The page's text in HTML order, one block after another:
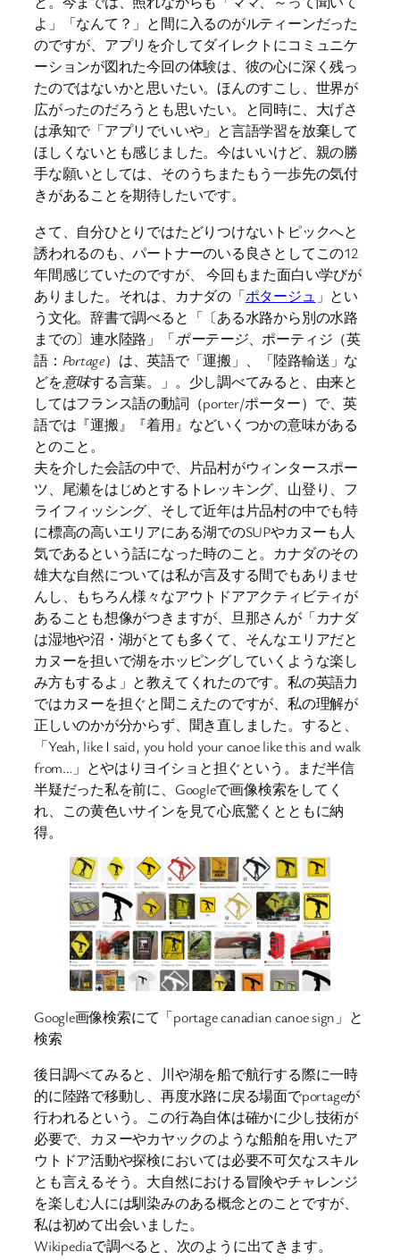
よ」「なんて？」と間に入るのがルティーンだった
のですが、アプリを介してダイレクトにコミュニケ
ーションが図れた今回の体験は、彼の心に深く残っ
たのではないかと思いたい。ほんのすこし、世界が
広がったのだろうとも思いたい。と同時に、大げさ
は承知で「アプリでいいや」と言語学習を放棄して
ほしくないとも感じました。今はいいけど、親の勝
手な願いとしては、そのうちまたもう一歩先の気付
きがあることを期待したいです。
さて、自分ひとりではたどりつけないトピックへと
誘われるのも、パートナーのいる良さとしてこの12
年間感じていたのですが、 今回もまた面白い学びが
ありました。それは、カナダの「ポタージュ 」とい
う文化。辞書で調べると「〔ある水路から別の水路
までの〕連水陸路」「ポーテージ、ポーティジ（英
語： Portage）は、英語で「運搬」、「陸路輸送」な
どを意味する言葉。」。少し調べてみると、由来と
してはフランス語の動詞（porter/ポーター）で、英
語では『運搬』『着用』などいくつかの意味がある
とのこと。
夫を介した会話の中で、片品村がウィンタースポー
ツ、尾瀬をはじめとするトレッキング、山登り、フ
ライフィッシング、そして近年は片品村の中でも特
に標高の高いエリアにある湖でのSUPやカヌーも人
気であるという話になった時のこと。カナダのその
雄大な自然については私が言及する間でもありませ
んし、もちろん様々なアウトドアアクティビティが
あることも想像がつきますが、旦那さんが「カナダ
は湿地や沼・湖がとても多くて、そんなエリアだと
カヌーを担いで湖をホッピングしていくような楽し
み方もするよ」と教えてくれたのです。私の英語力
ではカヌーを担ぐと聞こえたのですが、私の理解が
正しいのかが分からず、聞き直しました。すると、
「Yeah, like I said, you hold your canoe like this and walk
from…」とやはりヨイショと担ぐという。まだ半信
半疑だった私を前に、Googleで画像検索をしてく
れ、この黄色いサインを見て心底驚くとともに納
得。
Google画像検索にて「portage canadian canoe sign」と
検索
後日調べてみると、川や湖を船で航行する際に一時
的に陸路で移動し、再度水路に戻る場面でportageが
行われるという。この行為自体は確かに少し技術が
必要で、カヌーやカヤックのような船舶を用いたア
ウトドア活動や探検においては必要不可欠なスキル
とも言えるそう。大自然における冒険やチャレンジ
を楽しむ人には馴染みのある概念とのことですが、
私は初めて出会いました。
Wikipediaで調べると、次のように出てきます。